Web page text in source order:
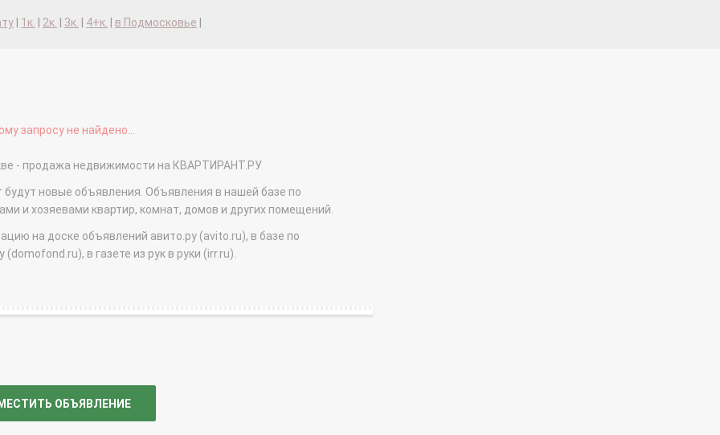
1к. 2к. 3к. 4+к. в Подмосковье
запросу не найдено...
- продажа недвижимости на КВАРТИРАНТ.РУ
новые объявления. Объявления в нашей базе по
и хозяевами квартир, комнат, домов и других помещений.
на доске объявлений авито.ру (avito.ru), в базе по
в газете из рук в руки (irr.ru).
ОБЪЯВЛЕНИЕ